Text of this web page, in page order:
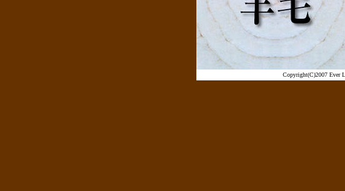
Copyright(C)2007 Ever